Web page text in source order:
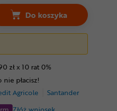
zł x 10 rat 0%
nie płacisz!
Agricole
Santander
Do koszyka